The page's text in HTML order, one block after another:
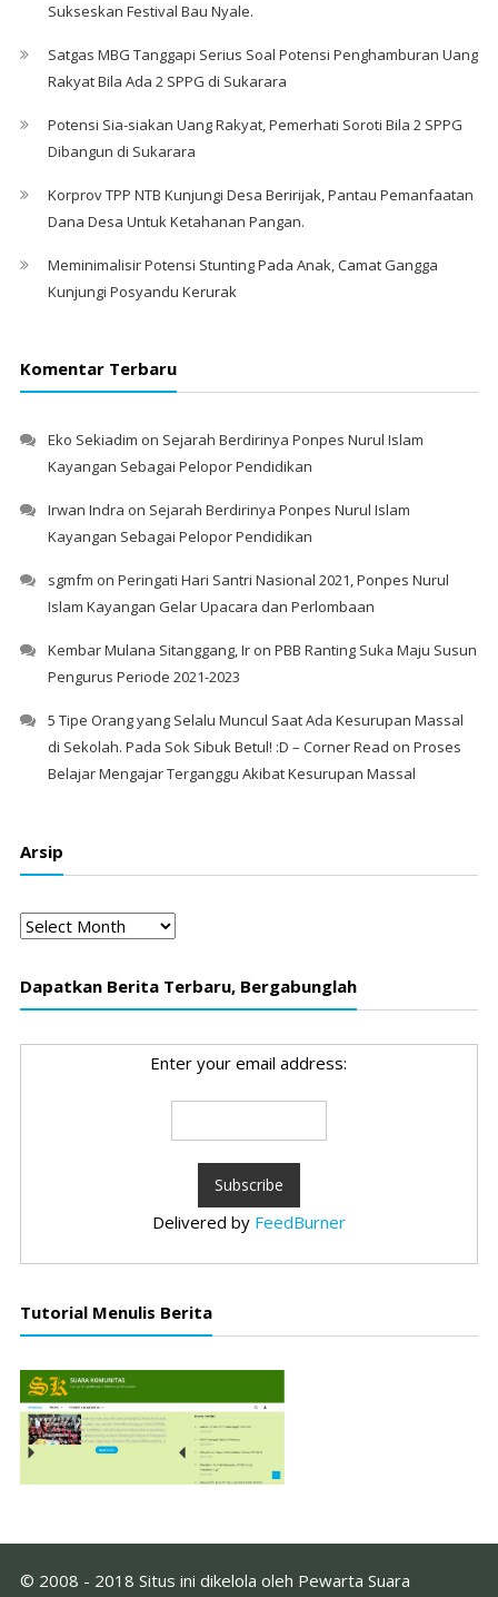
Sukseskan Festival Bau Nyale. ‎
Satgas MBG Tanggapi Serius Soal Potensi Penghamburan Uang
Rakyat Bila Ada 2 SPPG di Sukarara
Potensi Sia-siakan Uang Rakyat, Pemerhati Soroti Bila 2 SPPG
Dibangun di Sukarara
Korprov TPP NTB Kunjungi Desa Beririjak, Pantau Pemanfaatan
Dana Desa Untuk Ketahanan Pangan.
Meminimalisir Potensi Stunting Pada Anak, Camat Gangga
Kunjungi Posyandu Kerurak
Komentar Terbaru
Eko Sekiadim on Sejarah Berdirinya Ponpes Nurul Islam
Kayangan Sebagai Pelopor Pendidikan
Irwan Indra on Sejarah Berdirinya Ponpes Nurul Islam
Kayangan Sebagai Pelopor Pendidikan
sgmfm on Peringati Hari Santri Nasional 2021, Ponpes Nurul
Islam Kayangan Gelar Upacara dan Perlombaan
Kembar Mulana Sitanggang, Iron PBB Ranting Suka Maju Susun
Pengurus Periode 2021-2023
5 Tipe Orang yang Selalu Muncul Saat Ada Kesurupan Massal
di Sekolah. Pada Sok Sibuk Betul! :D – Corner Read on Proses
Belajar Mengajar Terganggu Akibat Kesurupan Massal
Arsip
Arsip
Dapatkan Berita Terbaru, Bergabunglah
Enter your email address:
Delivered by FeedBurner
Tutorial Menulis Berita
© 2008 - 2018 Situs ini dikelola oleh Pewarta Suara